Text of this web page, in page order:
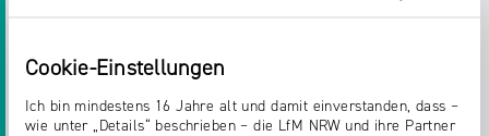
Cookie-Einstellungen
Ich bin mindestens 16 Jahre alt und damit einverstanden, dass –
wie unter „Details“ beschrieben – die LfM NRW und ihre Partner
exzellente Nachwuchskräfte für die
zunehmende Vernetzung der Branche